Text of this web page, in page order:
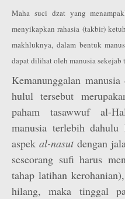
Maha suci dzat yang
menyikapkan rahasia (takbir)
makhluknya, dalam bentuk
dapat dilihat oleh manusia sekejab
Kemanunggalan
hulul tersebut
paham tasawwuf al-
manusia terlebih dahulu
aspek al-nasutdengan
seseorang sufi harus
tahap latihan
hilang, maka tinggal